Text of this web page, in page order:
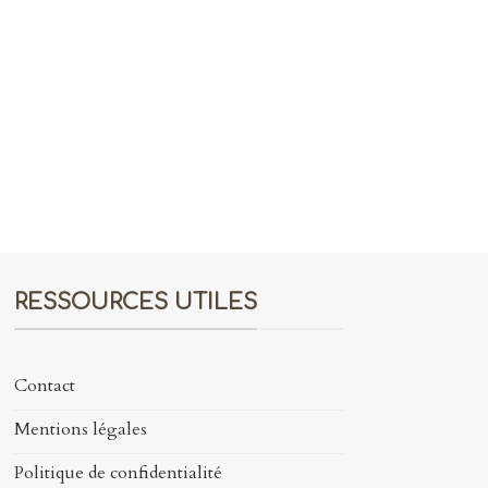
RESSOURCES UTILES
Contact
Mentions légales
Politique de confidentialité